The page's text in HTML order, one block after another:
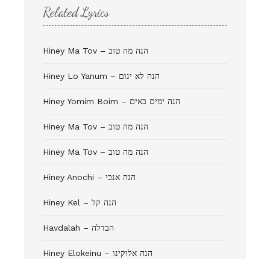
Related Lyrics
Hiney Ma Tov – הנה מה טוב
Hiney Lo Yanum – הנה לא ינום
Hiney Yomim Boim – הנה ימים באים
Hiney Ma Tov – הנה מה טוב
Hiney Ma Tov – הנה מה טוב
Hiney Anochi – הנה אנכי
Hiney Kel – הנה קל
Havdalah – הבדלה
Hiney Elokeinu – הנה אלוקינו